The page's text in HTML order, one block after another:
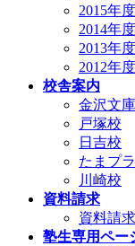
2015年度
2014年度
2013年度
2012年度
校舎案内
金沢文
戸塚校
日吉校
たまプ
川崎校
資料請求
資料請求
塾生専用ペー